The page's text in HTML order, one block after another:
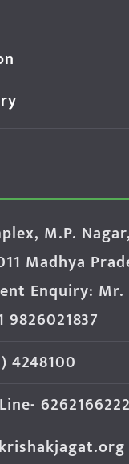
M.P.
Madhya
Enquiry: Mr.
4248100
6262166222